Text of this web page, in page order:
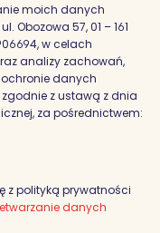
moich danych
Obozowa 57, 01 – 161
w celach
analizy zachowań,
ochronie danych
zgodnie z ustawą z dnia
za pośrednictwem:
z polityką prywatności
danych